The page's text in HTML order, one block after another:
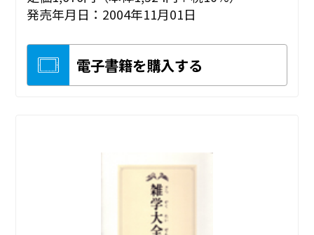
発売年月日：2004年11月01日
電子書籍を購入する